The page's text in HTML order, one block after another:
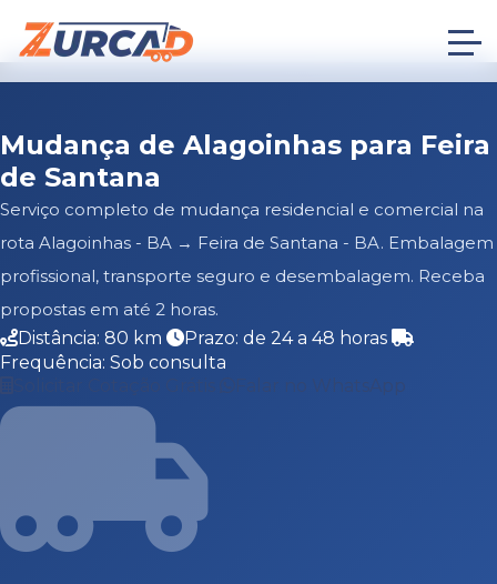
Mudança de Alagoinhas para Feira
de Santana
Serviço completo de mudança residencial e comercial na
rota Alagoinhas - BA → Feira de Santana - BA. Embalagem
profissional, transporte seguro e desembalagem. Receba
propostas em até 2 horas.
Distância: 80 km
Prazo: de 24 a 48 horas
Frequência: Sob consulta
Falar no WhatsApp